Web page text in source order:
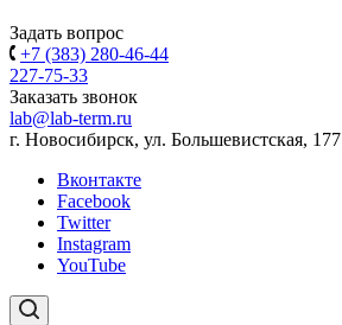
Задать вопрос
+7 (383) 280-46-44
227-75-33
Заказать звонок
lab@lab-term.ru
г. Новосибирск, ул. Большевистская, 177
Вконтакте
Facebook
Twitter
Instagram
YouTube